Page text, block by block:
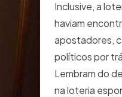
Inclusive, a
haviam
apostadores,
políticos por
Lembram do
na loteria